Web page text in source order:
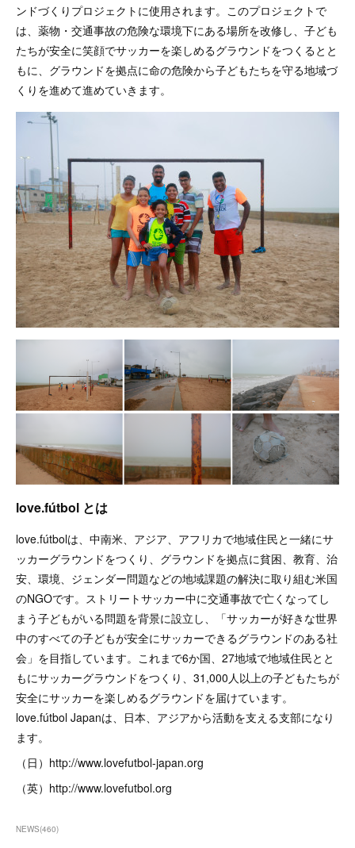
ンドづくりプロジェクトに使用されます。このプロジェクトで
は、薬物・交通事故の危険な環境下にある場所を改修し、子ども
たちが安全に笑顔でサッカーを楽しめるグラウンドをつくるとと
もに、グラウンドを拠点に命の危険から子どもたちを守る地域づ
くりを進めて進めていきます。
love.fútbol とは
love.fútbolは、中南米、アジア、アフリカで地域住民と一緒にサ
ッカーグラウンドをつくり、グラウンドを拠点に貧困、教育、治
安、環境、ジェンダー問題などの地域課題の解決に取り組む米国
のNGOです。ストリートサッカー中に交通事故で亡くなってし
まう子どもがいる問題を背景に設立し、「サッカーが好きな世界
中のすべての子どもが安全にサッカーできるグラウンドのある社
会」を目指しています。これまで6か国、27地域で地域住民とと
もにサッカーグラウンドをつくり、31,000人以上の子どもたちが
安全にサッカーを楽しめるグラウンドを届けています。
love.fútbol Japanは、日本、アジアから活動を支える支部になり
ます。
（日）http://www.lovefutbol-japan.org
（英）http://www.lovefutbol.org
NEWS(460)